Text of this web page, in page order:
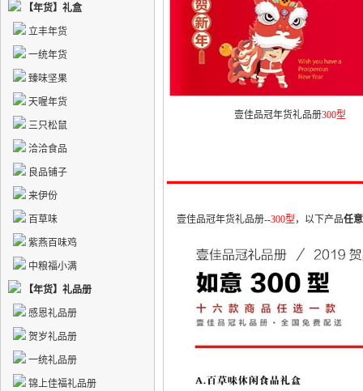
【年货】礼盒
立丰年货
一统年货
臻味坚果
天喔年货
三只松鼠
洽洽食品
良品铺子
来伊份
百草味
紫燕百味鸡
中粮福小满
【年货】礼品册
感恩礼品册
贺岁礼品册
一统礼品册
锦上佳福礼品册
壹佳品冠年货礼品册300型
壹佳品冠年货礼品册--300型 ，以下产品任